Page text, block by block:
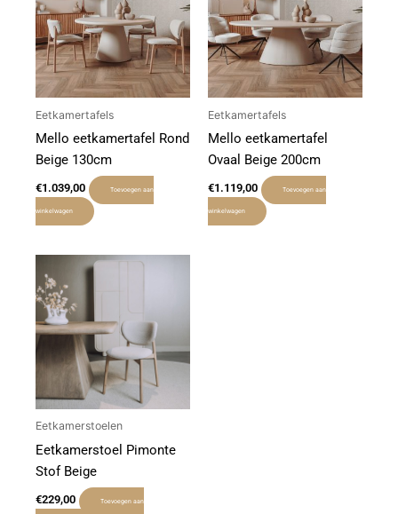
Eetkamertafels
Mello eetkamertafel Rond
Beige 130cm
€1.039,00 Toevoegen aan
winkelwagen
Eetkamertafels
Mello eetkamertafel
Ovaal Beige 200cm
€1.119,00 Toevoegen aan
winkelwagen
Eetkamerstoelen
Eetkamerstoel Pimonte
Stof Beige
€229,00 Toevoegen aan